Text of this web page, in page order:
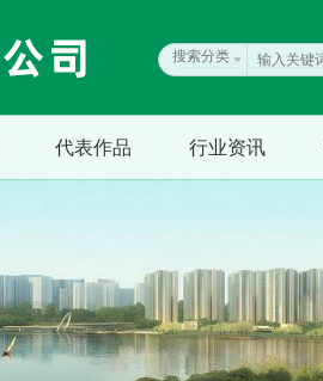
搜索分类
代表作品 行业资讯